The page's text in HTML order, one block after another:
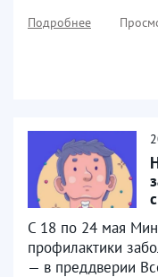
Подробнее
С 18 по 24 мая
профилактики
— в преддверии